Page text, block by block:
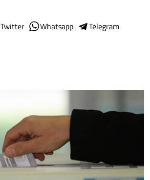
Twitter Whatsapp
Telegram